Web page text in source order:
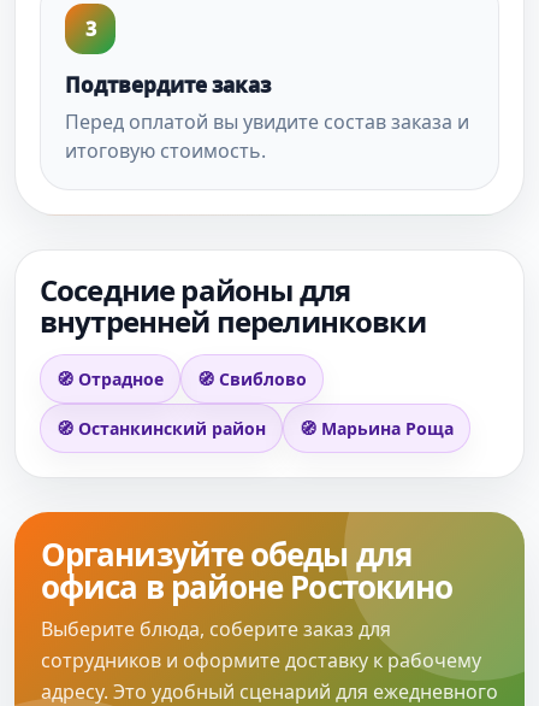
3
Подтвердите заказ
Перед оплатой вы увидите состав заказа и
итоговую стоимость.
Соседние районы для
внутренней перелинковки
🧭 Отрадное 🧭 Свиблово
🧭 Останкинский район 🧭 Марьина Роща
Организуйте обеды для
офиса в районе Ростокино
Выберите блюда, соберите заказ для
сотрудников и оформите доставку к рабочему
адресу. Это удобный сценарий для ежедневного